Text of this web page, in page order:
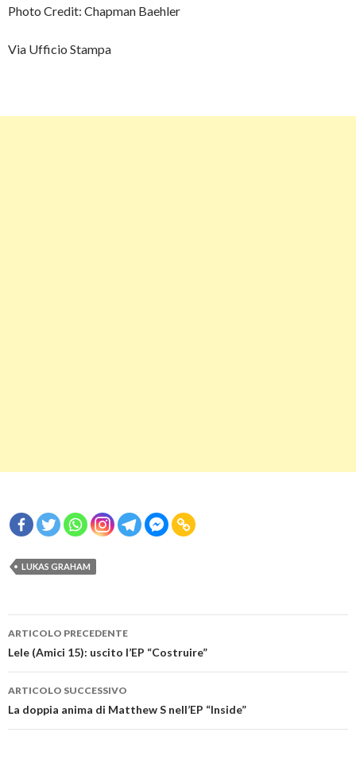
Photo Credit: Chapman Baehler
Via Ufficio Stampa
LUKAS GRAHAM
Navigazione
articolo
ARTICOLO PRECEDENTE
Lele (Amici 15): uscito l’EP “Costruire”
ARTICOLO SUCCESSIVO
La doppia anima di Matthew S nell’EP “Inside”